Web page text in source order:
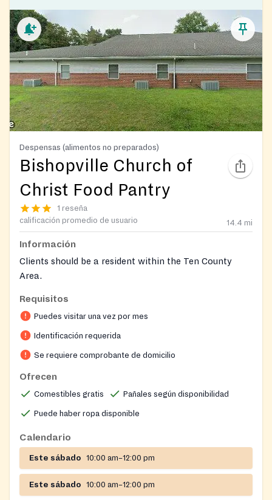
Despensas (alimentos no preparados)
Bishopville Church of
Christ Food Pantry
1 reseña
calificación promedio de usuario
14.4 mi
Información
Clients should be a resident within the Ten County
Area.
Requisitos
Puedes visitar una vez por mes
Identificación requerida
Se requiere comprobante de domicilio
Ofrecen
Comestibles gratis Pañales según disponibilidad
Puede haber ropa disponible
Calendario
Este sábado 10:00 am–12:00 pm
Este sábado 10:00 am–12:00 pm